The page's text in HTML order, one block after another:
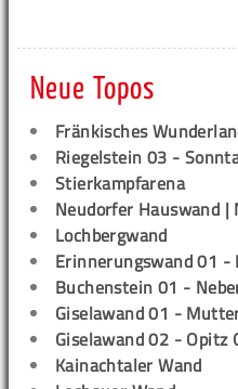
Neue Topos
Fränkisches
Riegelstein 03 -
Stierkampfarena
Neudorfer Hauswand |
Lochbergwand
Erinnerungswand 01 -
Buchenstein 01 -
Giselawand 01 -
Giselawand 02 - Opitz
Kainachtaler Wand